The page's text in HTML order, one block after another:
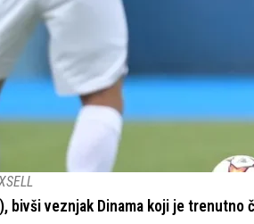
bivši veznjak Dinama koji je